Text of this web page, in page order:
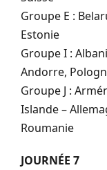
Groupe E :
Estonie
Groupe I :
Andorre,
Groupe J :
Islande –
Roumanie
JOURNÉE 7